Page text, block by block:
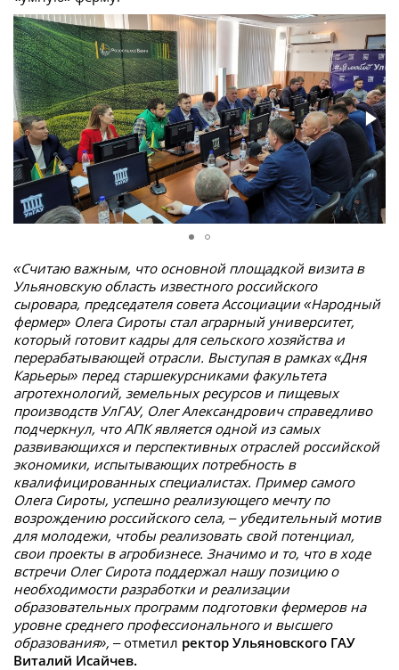
«Считаю важным, что основной площадкой визита в
Ульяновскую область известного российского
сыровара, председателя совета Ассоциации «Народный
фермер» Олега Сироты стал аграрный университет,
который готовит кадры для сельского хозяйства и
перерабатывающей отрасли. Выступая в рамках «Дня
Карьеры» перед старшекурсниками факультета
агротехнологий, земельных ресурсов и пищевых
производств УлГАУ, Олег Александрович справедливо
подчеркнул, что АПК является одной из самых
развивающихся и перспективных отраслей российской
экономики, испытывающих потребность в
квалифицированных специалистах. Пример самого
Олега Сироты, успешно реализующего мечту по
возрождению российского села, – убедительный мотив
для молодежи, чтобы реализовать свой потенциал,
свои проекты в агробизнесе. Значимо и то, что в ходе
встречи Олег Сирота поддержал нашу позицию о
необходимости разработки и реализации
образовательных программ подготовки фермеров на
уровне среднего профессионального и высшего
образования», – отметил ректор Ульяновского ГАУ
Виталий Исайчев.